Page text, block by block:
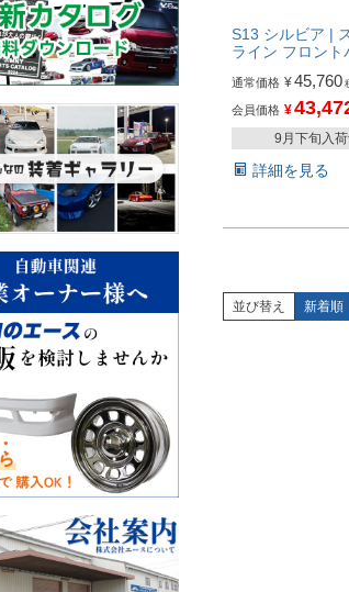
S13 シルビア |
ライン フロント
通常価格 ¥45,760
会員価格 ¥
9月下旬入
詳細を見る
並び替え 新着順